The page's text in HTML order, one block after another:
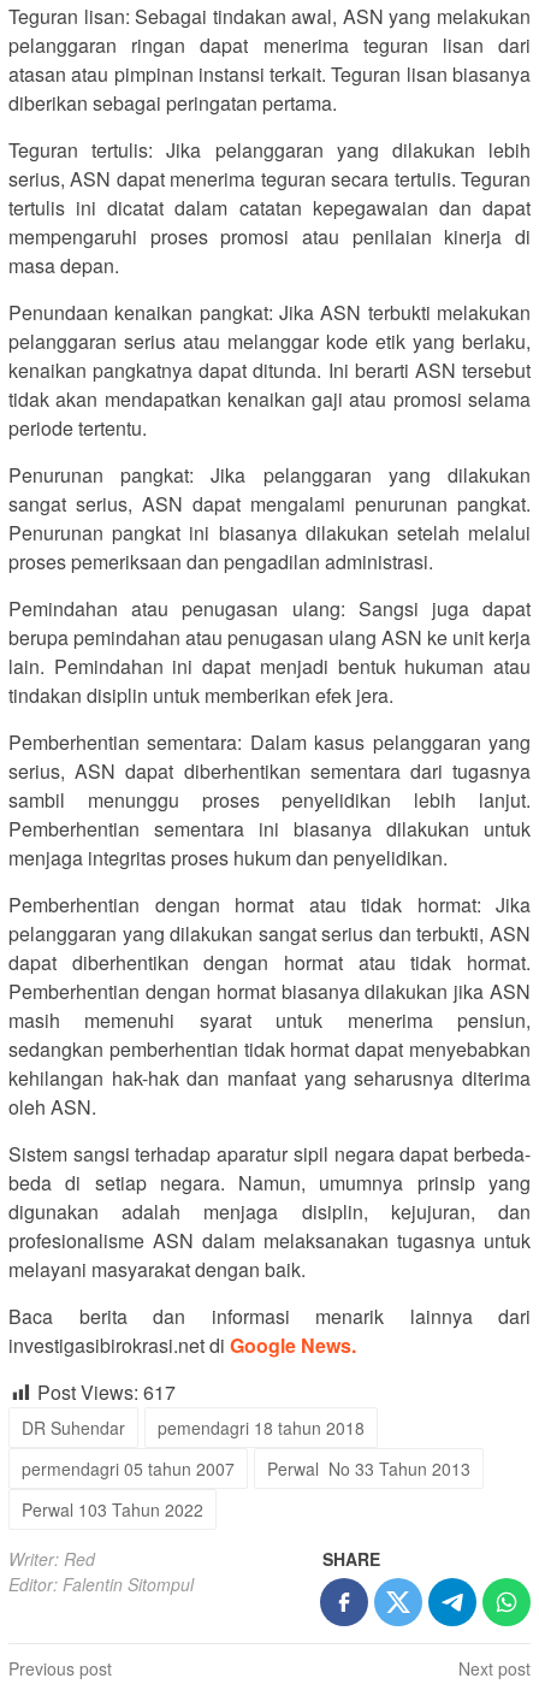
Teguran lisan: Sebagai tindakan awal, ASN yang melakukan
pelanggaran ringan dapat menerima teguran lisan dari
atasan atau pimpinan instansi terkait. Teguran lisan biasanya
diberikan sebagai peringatan pertama.
Teguran tertulis: Jika pelanggaran yang dilakukan lebih
serius, ASN dapat menerima teguran secara tertulis. Teguran
tertulis ini dicatat dalam catatan kepegawaian dan dapat
mempengaruhi proses promosi atau penilaian kinerja di
masa depan.
Penundaan kenaikan pangkat: Jika ASN terbukti melakukan
pelanggaran serius atau melanggar kode etik yang berlaku,
kenaikan pangkatnya dapat ditunda. Ini berarti ASN tersebut
tidak akan mendapatkan kenaikan gaji atau promosi selama
periode tertentu.
Penurunan pangkat: Jika pelanggaran yang dilakukan
sangat serius, ASN dapat mengalami penurunan pangkat.
Penurunan pangkat ini biasanya dilakukan setelah melalui
proses pemeriksaan dan pengadilan administrasi.
Pemindahan atau penugasan ulang: Sangsi juga dapat
berupa pemindahan atau penugasan ulang ASN ke unit kerja
lain. Pemindahan ini dapat menjadi bentuk hukuman atau
tindakan disiplin untuk memberikan efek jera.
Pemberhentian sementara: Dalam kasus pelanggaran yang
serius, ASN dapat diberhentikan sementara dari tugasnya
sambil menunggu proses penyelidikan lebih lanjut.
Pemberhentian sementara ini biasanya dilakukan untuk
menjaga integritas proses hukum dan penyelidikan.
Pemberhentian dengan hormat atau tidak hormat: Jika
pelanggaran yang dilakukan sangat serius dan terbukti, ASN
dapat diberhentikan dengan hormat atau tidak hormat.
Pemberhentian dengan hormat biasanya dilakukan jika ASN
masih memenuhi syarat untuk menerima pensiun,
sedangkan pemberhentian tidak hormat dapat menyebabkan
kehilangan hak-hak dan manfaat yang seharusnya diterima
oleh ASN.
Sistem sangsi terhadap aparatur sipil negara dapat berbeda-
beda di setiap negara. Namun, umumnya prinsip yang
digunakan adalah menjaga disiplin, kejujuran, dan
profesionalisme ASN dalam melaksanakan tugasnya untuk
melayani masyarakat dengan baik.
Baca berita dan informasi menarik lainnya dari
investigasibirokrasi.net di Google News.
Post Views: 617
DR Suhendar
pemendagri 18 tahun 2018
permendagri 05 tahun 2007
Perwal No 33 Tahun 2013
Perwal 103 Tahun 2022
Writer: Red
Editor: Falentin Sitompul
SHARE
Post
Previous post
Next post